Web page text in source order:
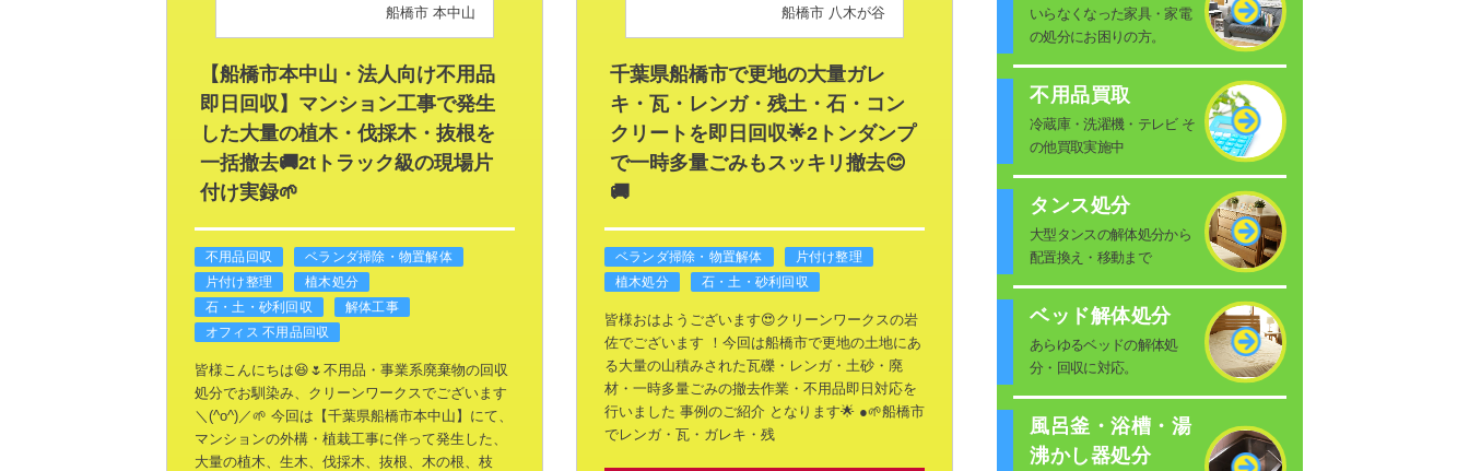
船橋市 本中山
【船橋市本中山・法人向け不用品
即日回収】マンション工事で発生
した大量の植木・伐採木・抜根を
一括撤去🚚2tトラック級の現場片
付け実録🌱
不用品回収
ベランダ掃除・物置解体
片付け整理
植木処分
石・土・砂利回収
解体工事
オフィス 不用品回収
皆様こんにちは😆🌷不用品・事業系廃棄物の回収
処分でお馴染み、クリーンワークスでございます
＼(^o^)／🌱 今回は【千葉県船橋市本中山】にて、
マンションの外構・植栽工事に伴って発生した、
大量の植木、生木、伐採木、抜根、木の根、枝
船橋市 八木が谷
千葉県船橋市で更地の大量ガレ
キ・瓦・レンガ・残土・石・コン
クリートを即日回収🌟2トンダンプ
で一時多量ごみもスッキリ撤去😊
🚚
ベランダ掃除・物置解体
片付け整理
植木処分
石・土・砂利回収
皆様おはようございます😍クリーンワークスの岩
佐でございます ！今回は船橋市で更地の土地にあ
る大量の山積みされた瓦礫・レンガ・土砂・廃
材・一時多量ごみの撤去作業・不用品即日対応を
行いました 事例のご紹介 となります🌟 ●🌱船橋市
でレンガ・瓦・ガレキ・残
いらなくなった家具・家電
の処分にお困りの方。
不用品買取
冷蔵庫・洗濯機・テレビ そ
の他買取実施中
タンス処分
大型タンスの解体処分から
配置換え・移動まで
ベッド解体処分
あらゆるベッドの解体処
分・回収に対応。
風呂釜・浴槽・湯
沸かし器処分